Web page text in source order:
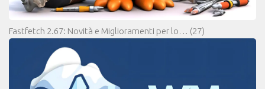
Fastfetch 2.67: Novità e Miglioramenti per lo… (27)